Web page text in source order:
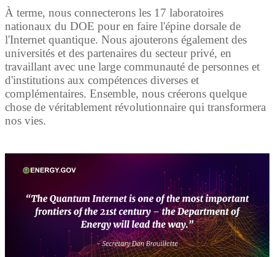
À terme, nous connecterons les 17 laboratoires
nationaux du DOE pour en faire l'épine dorsale de
l'Internet quantique. Nous ajouterons également des
universités et des partenaires du secteur privé, en
travaillant avec une large communauté de personnes et
d'institutions aux compétences diverses et
complémentaires. Ensemble, nous créerons quelque
chose de véritablement révolutionnaire qui transformera
nos vies.